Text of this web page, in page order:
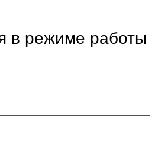
в режиме работы